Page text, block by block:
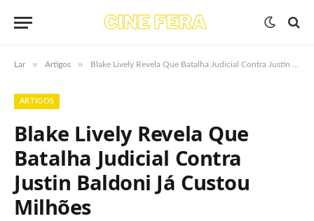
Lar » Artigos » Blake Lively Revela Que Batalha Judicial Contra Justin Baldoni Já Custou Milhões
ARTIGOS
Blake Lively Revela Que
Batalha Judicial Contra
Justin Baldoni Já Custou
Milhões